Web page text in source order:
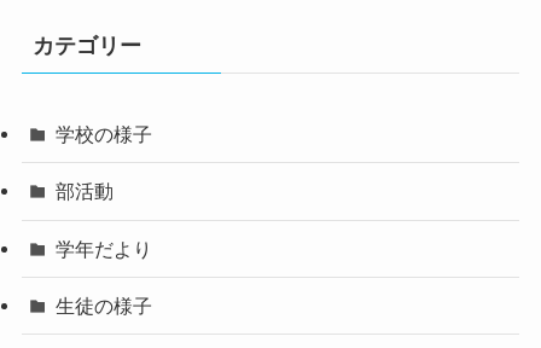
カテゴリー
学校の様子
部活動
学年だより
生徒の様子